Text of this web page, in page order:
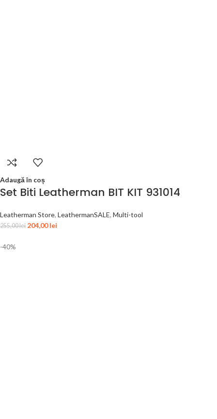
Adaugă în coș
Set Biti Leatherman BIT KIT 931014
Leatherman Store, LeathermanSALE, Multi-tool
255,00lei 204,00lei
-40%